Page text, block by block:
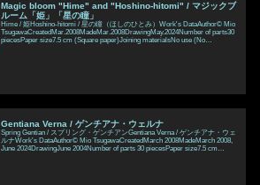
Magic bloom "Hime" and "Hoshino-hitomi" / マジックブ
ルーム「姫」「星の瞳」
Hime / 姫Hoshino-hitomi / 星の瞳（ほしのひとみ）Work's DataAuthor© Mio
TsugawaCreatedMar.2008MadeMar.2008DrawingMay.2024Number of parts30
piecesPaper size7.5 cm (Square paper)Joining materialsNo use (No
Gentiana Verna / ゲンチアナ・ウェルナ
Spring Gentian / スプリング・ゲンチアンGentiana Verna / ゲンチアナ・ウェ
ルナWork's DataAuthor© Mio TsugawaCreatedMarch 2008MadeMarch 2008,
June 2024DrawingJune 2004Number of parts 30 piecesPaper size7.5 cm